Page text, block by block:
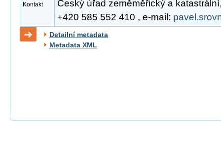
Kontakt
Český úřad zeměměřický a
+420 585 552 410 , e-mail:
Detailní metadata
Metadata XML